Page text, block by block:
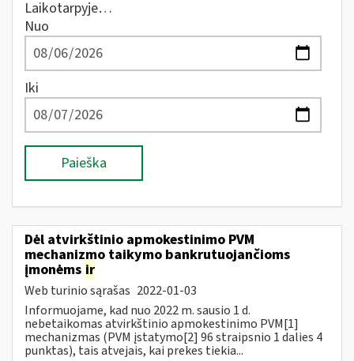
Laikotarpyje…
Nuo
Iki
Paieška
Dėl atvirkštinio apmokestinimo PVM
mechanizmo taikymo bankrutuojančioms
įmonėms ir
Web turinio sąrašas 2022-01-03
Informuojame, kad nuo 2022 m. sausio 1 d.
nebetaikomas atvirkštinio apmokestinimo PVM[1]
mechanizmas (PVM įstatymo[2] 96 straipsnio 1 dalies 4
punktas), tais atvejais, kai prekes tiekia...